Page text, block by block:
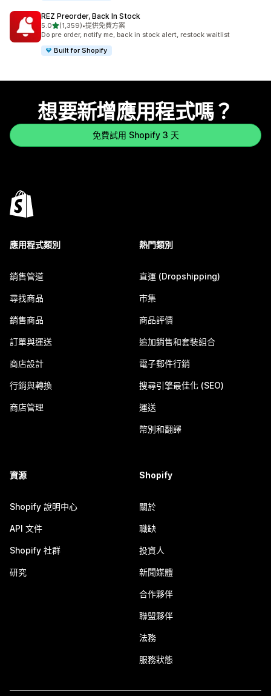
REZ Preorder, Back In Stock
5.0滿分 5 顆星
(1,359)
共有 1359 則評價
•提供免費方案
Do pre order, notify me, back in stock alert, restock waitlist
Built for Shopify
想要新增應用程式嗎？
免費試用 Shopify 3 天
應用程式類別
銷售管道
尋找商品
銷售商品
訂單與運送
商店設計
行銷與轉換
商店管理
熱門類別
直運 (Dropshipping)
市集
商品評價
追加銷售和套裝組合
電子郵件行銷
搜尋引擎最佳化 (SEO)
運送
幣別和翻譯
資源
Shopify 說明中心
API 文件
Shopify 社群
研究
Shopify
關於
職缺
投資人
新聞媒體
合作夥伴
聯盟夥伴
法務
服務狀態